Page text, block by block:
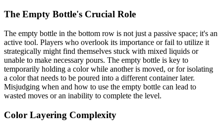
The Empty Bottle's Crucial Role
The empty bottle in the bottom row is not just a passive space; it's an
active tool. Players who overlook its importance or fail to utilize it
strategically might find themselves stuck with mixed liquids or
unable to make necessary pours. The empty bottle is key to
temporarily holding a color while another is moved, or for isolating
a color that needs to be poured into a different container later.
Misjudging when and how to use the empty bottle can lead to
wasted moves or an inability to complete the level.
Color Layering Complexity